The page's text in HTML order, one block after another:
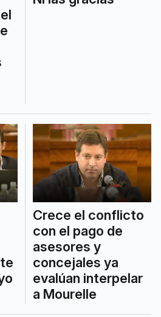
Crece el conflicto
con el pago de
asesores y
concejales ya
evalúan interpelar
a Mourelle